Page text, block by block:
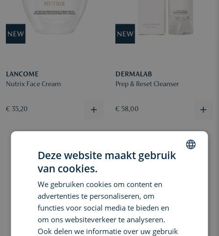
LANCOME
Nutrix Face Cream
€ 35,20
DERMALAB
Prep & Reset Cleanser
€ 58,00
Deze website maakt gebruik
van cookies.
We gebruiken cookies om content en
advertenties te personaliseren, om
functies voor social media te bieden en
om ons websiteverkeer te analyseren.
Ook delen we informatie over uw gebruik